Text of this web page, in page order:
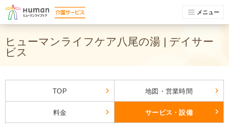
メニュー
ヒューマンライフケア八尾の湯 | デイサー
ビス
TOP 地図・営業時間
料金 サービス・設備